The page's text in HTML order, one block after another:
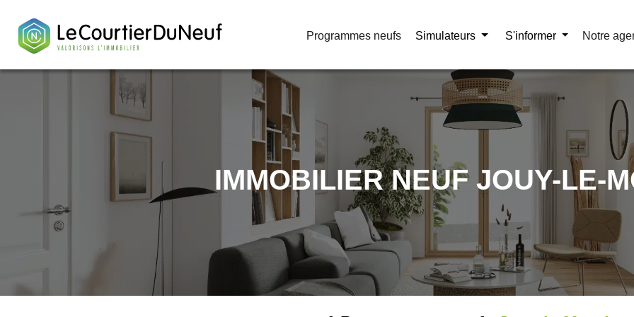
Programmes neufs Simulateurs S'informer Notre
Programmes neufs Simulateurs S'informer Notre
IMMOBILIER NEUF JOUY-LE-